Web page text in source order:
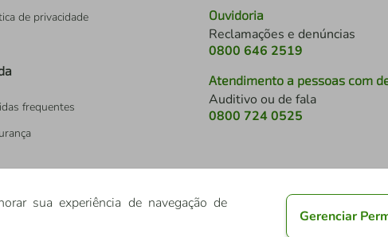
de privacidade
frequentes
Ouvidoria
Reclamações e denúncias
0800 646 2519
Atendimento a pessoas com
Auditivo ou de fala
0800 724 0525
sua experiência de navegação de
Gerenciar